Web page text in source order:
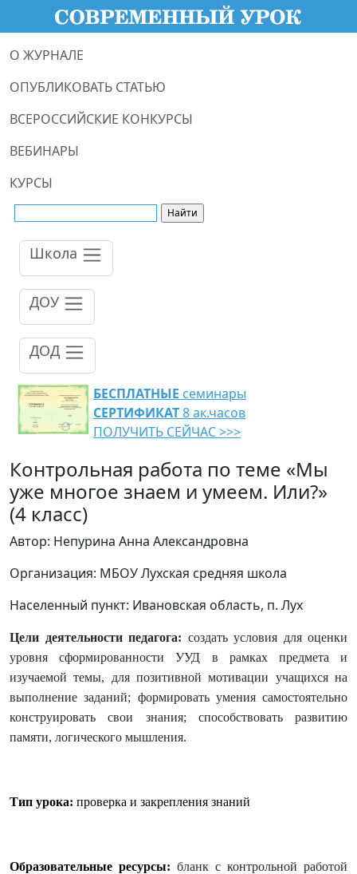
О ЖУРНАЛЕ
ОПУБЛИКОВАТЬ СТАТЬЮ
ВСЕРОССИЙСКИЕ КОНКУРСЫ
ВЕБИНАРЫ
КУРСЫ
Школа
ДОУ
ДОД
БЕСПЛАТНЫЕ семинары
СЕРТИФИКАТ8 ак.часов
ПОЛУЧИТЬ СЕЙЧАС >>>
Контрольная работа по теме «Мы
уже многое знаем и умеем. Или?»
(4 класс)
Автор: Непурина Анна Александровна
Организация: МБОУ Лухская средняя школа
Населенный пункт: Ивановская область, п. Лух
Цели деятельности педагога: создать условия для оценки
уровня сформированности УУД в рамках предмета и
изучаемой темы, для позитивной мотивации учащихся на
выполнение заданий; формировать умения самостоятельно
конструировать свои знания; способствовать развитию
памяти, логического мышления.
Тип урока: проверка и закрепления знаний
Образовательные ресурсы: бланк с контрольной работой